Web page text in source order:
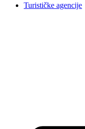
Turističke agencije